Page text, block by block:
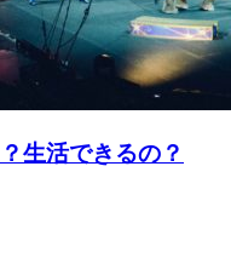
生活できるの？